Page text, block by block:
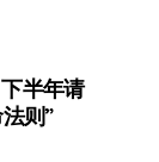
半年请
则”